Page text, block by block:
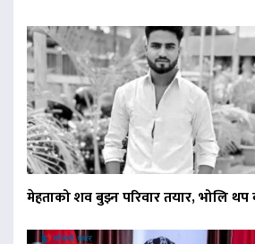
मेहताको शव बुझ्न परिवार तयार, भोलि थप